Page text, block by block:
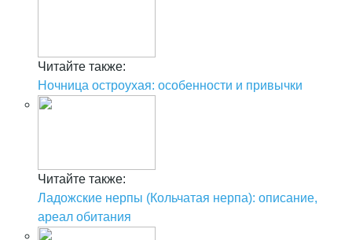
Читайте также:
Ночница остроухая: особенности и привычки
Читайте также:
Ладожские нерпы (Кольчатая нерпа): описание,
ареал обитания